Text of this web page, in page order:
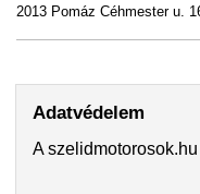
2013 Pomáz Céhmester u.
Adatvédelem
A